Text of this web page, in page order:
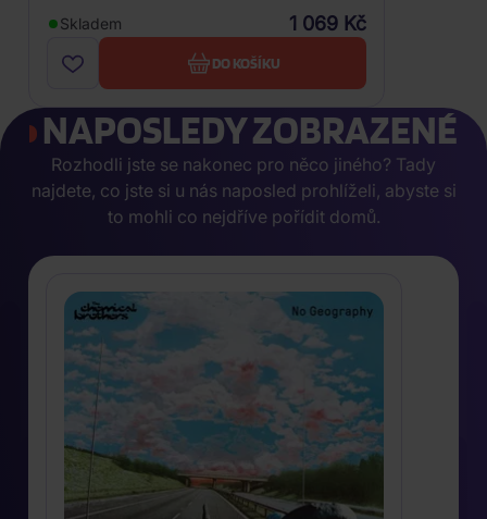
Skladem 1 069 Kč
DO KOŠÍKU
NAPOSLEDY ZOBRAZENÉ
Rozhodli jste se nakonec pro něco jiného? Tady
najdete, co jste si u nás naposled prohlíželi, abyste si
to mohli co nejdříve pořídit domů.